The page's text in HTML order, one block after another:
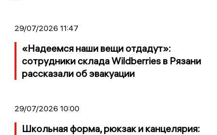
29/07/2026 11:47
«Надеемся наши вещи отдадут»:
сотрудники склада Wildberries в Рязани
рассказали об эвакуации
29/07/2026 10:00
Школьная форма, рюкзак и канцелярия: